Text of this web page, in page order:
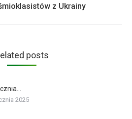
Next
z Ukrainy
posts
2025